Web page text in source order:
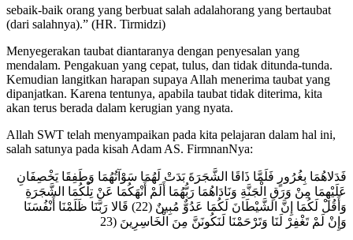
sebaik-baik orang yang berbuat salah adalahorang yang bertaubat
(dari salahnya).” (HR. Tirmidzi)
Menyegerakan taubat diantaranya dengan penyesalan yang
mendalam. Pengakuan yang cepat, tulus, dan tidak ditunda-tunda.
Kemudian langitkan harapan supaya Allah menerima taubat yang
dipanjatkan. Karena tentunya, apabila taubat tidak diterima, kita
akan terus berada dalam kerugian yang nyata.
Allah SWT telah menyampaikan pada kita pelajaran dalam hal ini,
salah satunya pada kisah Adam AS. FirmnanNya:
فَدَلاهُمَا بِغُرُورٍ فَلَمَّا ذَاقَا الشَّجَرَةَ بَدَتْ لَهُمَا سَوْآتُهُمَا وَطَفِقَا يَخْصِفَانِ
عَلَيْهِمَا مِنْ وَرَقِ الْجَنَّةِ وَنَادَاهُمَا رَبُّهُمَا أَلَمْ أَنْهَكُمَا عَنْ تِلْكُمَا الشَّجَرَةِ
وَأَقُلْ لَكُمَا إِنَّ الشَّيْطَانَ لَكُمَا عَدُوٌّ مُبِينٌ (22) قَالا رَبَّنَا ظَلَمْنَا أَنْفُسَنَا
وَإِنْ لَمْ تَغْفِرْ لَنَا وَتَرْحَمْنَا لَنَكُونَنَّ مِنَ الْخَاسِرِينَ (23